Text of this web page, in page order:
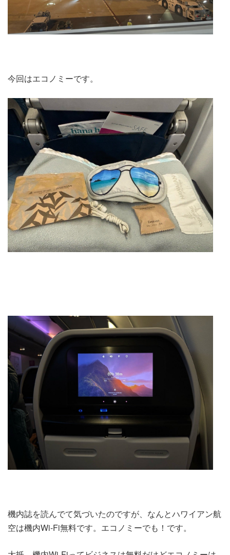
今回はエコノミーです。
機内誌を読んでて気づいたのですが、なんとハワイアン航
空は機内Wi-Fi無料です。エコノミーでも！です。